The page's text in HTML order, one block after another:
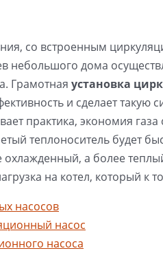
со встроенным
небольшого дома
Грамотная установка
и сделает такую
практика, экономия
теплоноситель будет
а более
на котел, который к
насосов
насос
насоса